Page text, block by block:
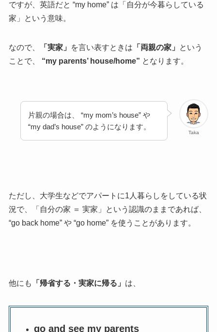
ですが、英語だと “my home” は「自分が今暮らしている
家」という意味。
なので、 「実家」 を言い表すときは 「両親の家」
という
ことで、 “my parents’ house/home” となります。
Taka
片親の場合は、 “my mom’s house” や
“my dad’s house” のようになります。
ただし、大学生などでアパートに1人暮らしをしている状
況で、「自分の家 ＝ 実家」という認識のままであれば、
“go back home” や “go home” を使うことがあります。
他にも 「帰省する・実家に帰る」 は、
go and see my parents